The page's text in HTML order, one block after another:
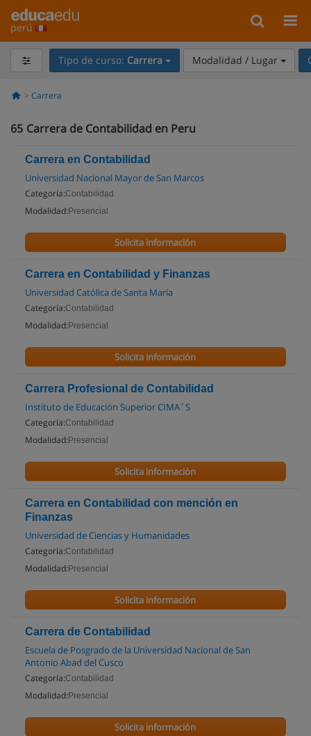
perú
Tipo de curso: Carrera Modalidad / Lugar
Carrera
65 Carrera de Contabilidad en Peru
Carrera en Contabilidad
Universidad Nacional Mayor de San Marcos
Categoría:Contabilidad
Modalidad: Presencial
Solicita información
Carrera en Contabilidad y Finanzas
Universidad Católica de Santa María
Categoría:Contabilidad
Modalidad: Presencial
Solicita información
Carrera Profesional de Contabilidad
Instituto de Educación Superior CIMA´S
Categoría:Contabilidad
Modalidad: Presencial
Solicita información
Carrera en Contabilidad con mención en
Finanzas
Universidad de Ciencias y Humanidades
Categoría:Contabilidad
Modalidad: Presencial
Solicita información
Carrera de Contabilidad
Escuela de Posgrado de la Universidad Nacional de San
Antonio Abad del Cusco
Categoría:Contabilidad
Modalidad: Presencial
Solicita información